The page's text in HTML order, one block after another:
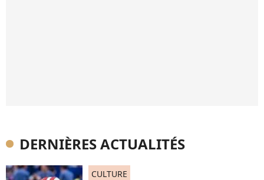
DERNIÈRES ACTUALITÉS
CULTURE